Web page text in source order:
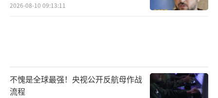
2026-08-10 09:13:11
不愧是全球最强！央视公开反航母作战
流程